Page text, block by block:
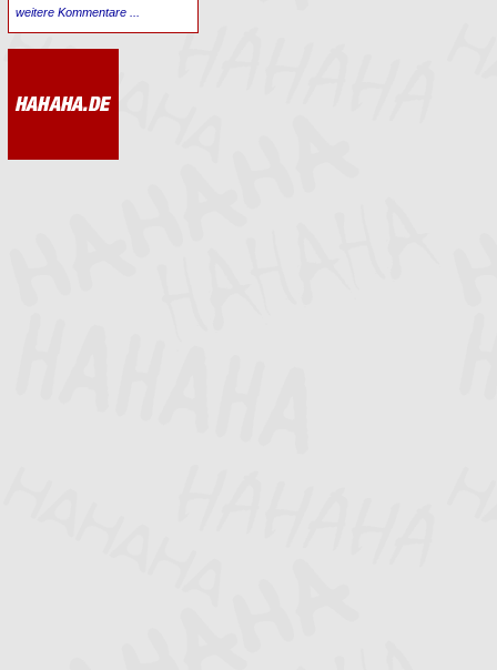
weitere Kommentare ...